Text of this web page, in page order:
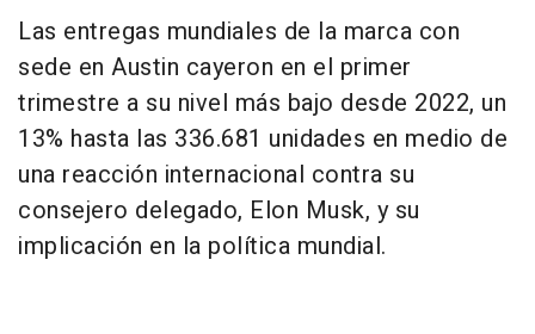
Las entregas mundiales de la marca con
sede en Austin cayeron en el primer
trimestre a su nivel más bajo desde 2022, un
13% hasta las 336.681 unidades en medio de
una reacción internacional contra su
consejero delegado, Elon Musk, y su
implicación en la política mundial.